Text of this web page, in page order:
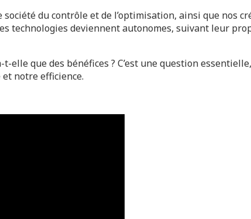
du contrôle et de l’optimisation, ainsi que nos
technologies deviennent autonomes, suivant leur
elle que des bénéfices ? C’est une question
notre efficience.